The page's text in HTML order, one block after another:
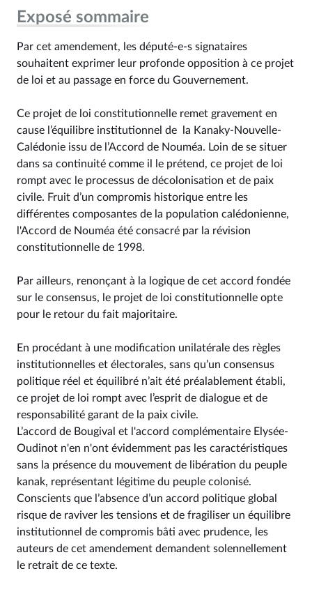
Exposé sommaire
Par cet amendement, les député-e-s signataires
souhaitent exprimer leur profonde opposition à ce projet
de loi et au passage en force du Gouvernement.
Ce projet de loi constitutionnelle remet gravement en
cause l’équilibre institutionnel de la Kanaky-Nouvelle-
Calédonie issu de l’Accord de Nouméa. Loin de se situer
dans sa continuité comme il le prétend, ce projet de loi
rompt avec le processus de décolonisation et de paix
civile. Fruit d’un compromis historique entre les
différentes composantes de la population calédonienne,
l'Accord de Nouméa été consacré par la révision
constitutionnelle de 1998.
Par ailleurs, renonçant à la logique de cet accord fondée
sur le consensus, le projet de loi constitutionnelle opte
pour le retour du fait majoritaire.
En procédant à une modification unilatérale des règles
institutionnelles et électorales, sans qu’un consensus
politique réel et équilibré n’ait été préalablement établi,
ce projet de loi rompt avec l’esprit de dialogue et de
responsabilité garant de la paix civile.
L’accord de Bougival et l'accord complémentaire Elysée-
Oudinot n'en n'ont évidemment pas les caractéristiques
sans la présence du mouvement de libération du peuple
kanak, représentant légitime du peuple colonisé.
Conscients que l’absence d’un accord politique global
risque de raviver les tensions et de fragiliser un équilibre
institutionnel de compromis bâti avec prudence, les
auteurs de cet amendement demandent solennellement
le retrait de ce texte.